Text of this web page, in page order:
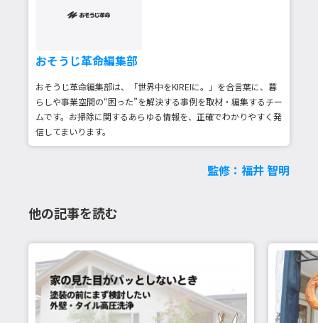
おそうじ革命編集部
おそうじ革命編集部は、「世界中をKIREIに。」を合言葉に、暮
らしや事業空間の“困った”を解決する事例を取材・編集するチー
ムです。お掃除に関するあらゆる情報を、正確でわかりやすく発
信してまいります。
監修：福井 智明
他の記事を読む